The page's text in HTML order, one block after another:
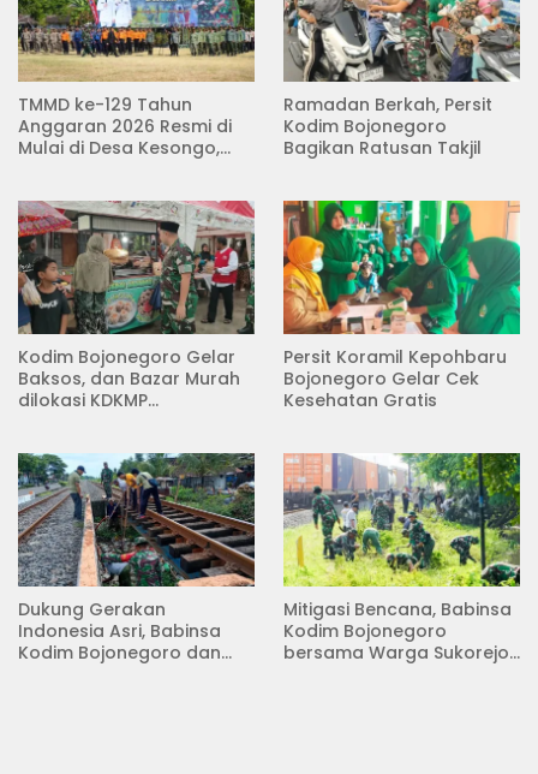
TMMD ke-129 Tahun
Anggaran 2026 Resmi di
Mulai di Desa Kesongo,
Ramadan Berkah, Persit
Kodim Bojonegoro
Bagikan Ratusan Takjil
Kodim Bojonegoro Gelar
Baksos, dan Bazar Murah
dilokasi KDKMP
Persit Koramil Kepohbaru
Bojonegoro Gelar Cek
Kesehatan Gratis
Dukung Gerakan
Indonesia Asri, Babinsa
Kodim Bojonegoro dan
Mitigasi Bencana, Babinsa
Kodim Bojonegoro
bersama Warga Sukorejo